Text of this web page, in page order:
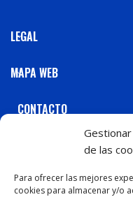
de las
Para ofrecer las mejores
cookies para almacenar y/o
LEGAL
MAPA WEB
CONTACTO
C / Marqués de
C / Juan
Gijón 33208 Tel: 984